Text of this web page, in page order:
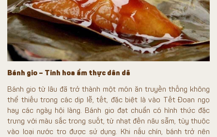
Bánh gio – Tinh hoa ẩm thực dân dã
Bánh gio từ lâu đã trở thành một món ăn truyền thống không
thể thiếu trong các dịp lễ, tết, đặc biệt là vào Tết Đoan ngọ
hay các ngày hội làng. Bánh gio đạt chuẩn có hình thức đặc
trưng với màu sắc trong suốt, từ nhạt đến nâu sẫm, tùy thuộc
vào loại nước tro được sử dụng. Khi nấu chín, bánh trở nên